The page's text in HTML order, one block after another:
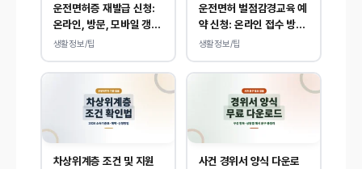
운전면허증 재발급 신청:
온라인, 방문, 모바일 갱신
및 분실 대응
생활정보/팁
운전면허 벌점감경교육 예
약 신청: 온라인 접수 방법
및 비용 안내
생활정보/팁
차상위계층 조건 및 지원
사건 경위서 양식 다운로